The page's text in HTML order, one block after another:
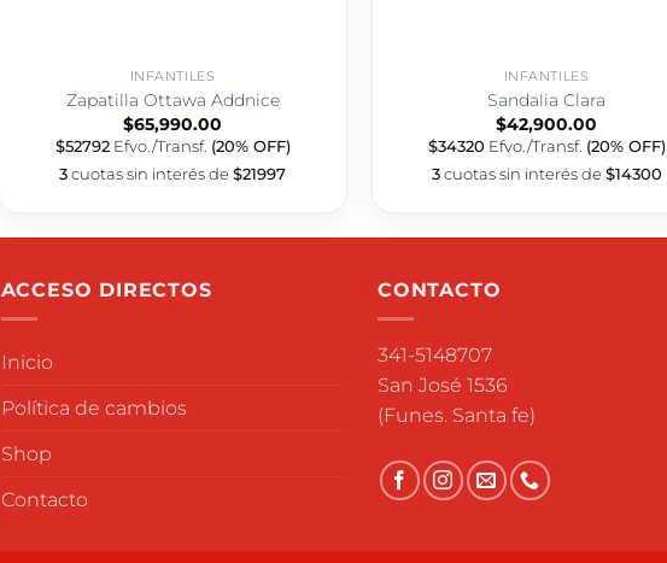
INFANTILES
Zapatilla Ottawa Addnice
$65,990.00
$52792Efvo./Transf. (20% OFF)
3cuotas sin interés de $21997
INFANTILES
Sandalia Clara
$42,900.00
$34320 Efvo./Transf. (20% OFF)
3cuotas sin interés de $14300
ACCESO DIRECTOS
Inicio
Política de cambios
Shop
Contacto
CONTACTO
341-5148707
San José 1536
(Funes. Santa fe)